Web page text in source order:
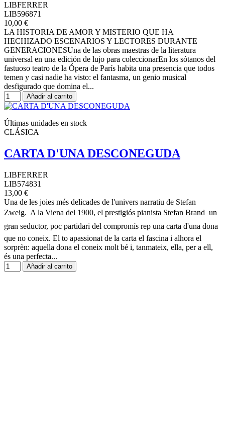
LIBFERRER
LIB596871
10,00 €
LA HISTORIA DE AMOR Y MISTERIO QUE HA
HECHIZADO ESCENARIOS Y LECTORES DURANTE
GENERACIONESUna de las obras maestras de la literatura
universal en una edición de lujo para coleccionarEn los sótanos del
fastuoso teatro de la Ópera de París habita una presencia que todos
temen y casi nadie ha visto: el fantasma, un genio musical
desfigurado que domina el...
Añadir al carrito
Últimas unidades en stock
CLÁSICA
CARTA D'UNA DESCONEGUDA
LIBFERRER
LIB574831
13,00 €
Una de les joies més delicades de l'univers narratiu de Stefan
Zweig. A la Viena del 1900, el prestigiós pianista Stefan Brand  un
gran seductor, poc partidari del compromís rep una carta d'una dona
que no coneix. El to apassionat de la carta el fascina i alhora el
sorprèn: aquella dona el coneix molt bé i, tanmateix, ella, per a ell,
és una perfecta...
Añadir al carrito